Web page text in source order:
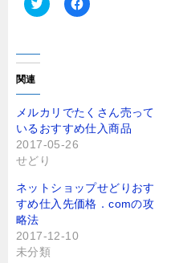
ク
し
て
T
i
t
t
e
r
で
共
(
新
し
い
ウ
ィ
ン
ド
F
共
有
す
る
に
リ
ッ
ク
し
く
関連
メルカリでたくさん売って
いるおすすめ仕入商品
2017-05-26
せどり
ネットショップせどりおす
すめ仕入先価格．comの攻
略法
2017-12-10
未分類